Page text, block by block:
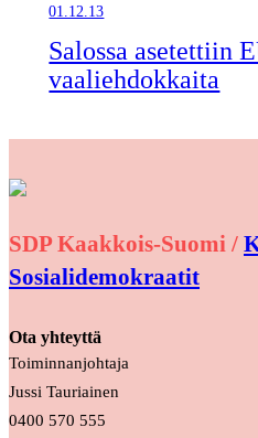
01.12.13
Salossa asetettiin
vaaliehdokkaita
SDP Kaakkois-Suomi /
Sosialidemokraatit
Ota yhteyttä
Toiminnanjohtaja
Jussi Tauriainen
0400 570 555